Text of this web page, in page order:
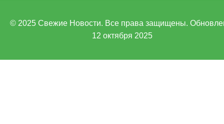
© 2025 Свежие Новости. Все права защищены.
12 октября 2025